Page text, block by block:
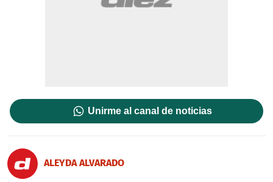
Unirme al canal de noticias
ALEYDA ALVARADO